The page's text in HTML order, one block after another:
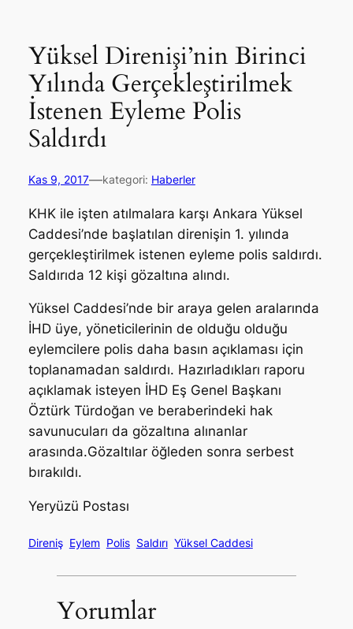
Yüksel Direnişi’nin Birinci
Yılında Gerçekleştirilmek
İstenen Eyleme Polis
Saldırdı
Kas 9, 2017—kategori: Haberler
KHK ile işten atılmalara karşı Ankara Yüksel
Caddesi’nde başlatılan direnişin 1. yılında
gerçekleştirilmek istenen eyleme polis saldırdı.
Saldırıda 12 kişi gözaltına alındı.
Yüksel Caddesi’nde bir araya gelen aralarında
İHD üye, yöneticilerinin de olduğu olduğu
eylemcilere polis daha basın açıklaması için
toplanamadan saldırdı. Hazırladıkları raporu
açıklamak isteyen İHD Eş Genel Başkanı
Öztürk Türdoğan ve beraberindeki hak
savunucuları da gözaltına alınanlar
arasında.Gözaltılar öğleden sonra serbest
bırakıldı.
Yeryüzü Postası
Direniş Eylem Polis Saldırı Yüksel Caddesi
Yorumlar